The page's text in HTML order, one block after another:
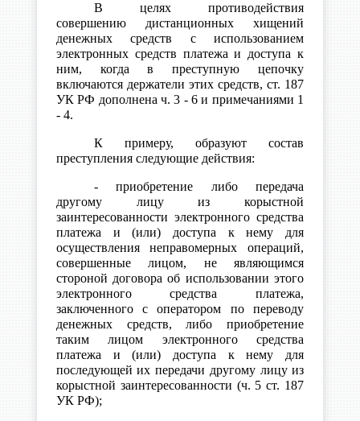
В целях противодействия
совершению дистанционных хищений
денежных средств с использованием
электронных средств платежа и доступа к
ним, когда в преступную цепочку
включаются держатели этих средств, ст. 187
УК РФ дополнена ч. 3 - 6 и примечаниями 1
- 4.
К примеру, образуют состав
преступления следующие действия:
- приобретение либо передача
другому лицу из корыстной
заинтересованности электронного средства
платежа и (или) доступа к нему для
осуществления неправомерных операций,
совершенные лицом, не являющимся
стороной договора об использовании этого
электронного средства платежа,
заключенного с оператором по переводу
денежных средств, либо приобретение
таким лицом электронного средства
платежа и (или) доступа к нему для
последующей их передачи другому лицу из
корыстной заинтересованности (ч. 5 ст. 187
УК РФ);